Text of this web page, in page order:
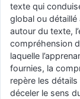
texte qui
global ou détaillé
autour du texte,
compréhension
laquelle
fournies, la
repère les
déceler le sens